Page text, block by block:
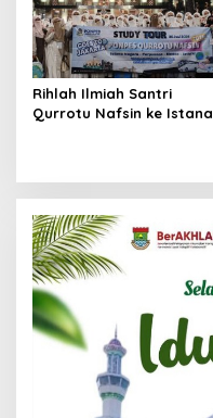
Rihlah Ilmiah Santri
Qurrotu Nafsin ke Istana